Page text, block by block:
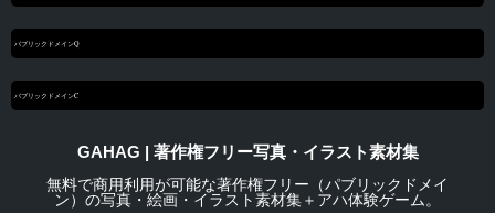
パブリックドメインQ
パブリックドメインC
GAHAG | 著作権フリー写真・イラスト素材集
無料で商用利用が可能な著作権フリー（パブリックドメイ
ン）の写真・絵画・イラスト素材集＋アハ体験ゲーム。